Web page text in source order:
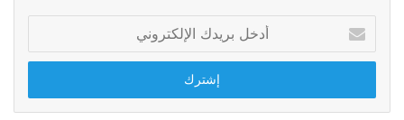
بريدك
الإلكتروني